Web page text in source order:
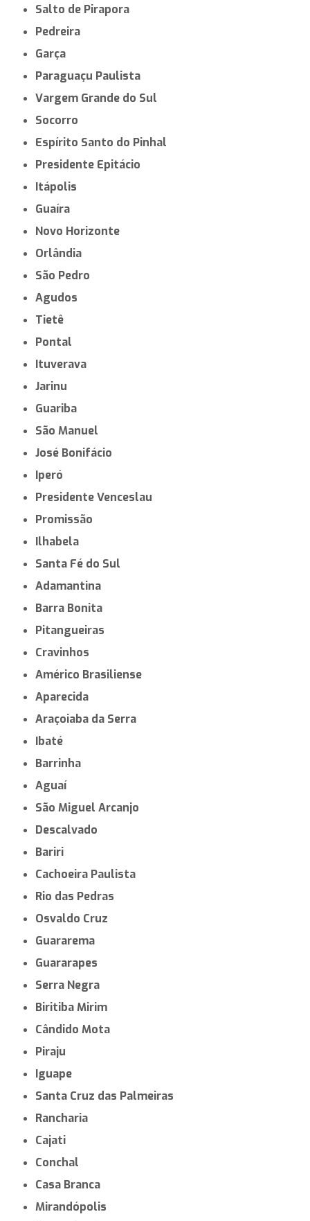
Salto de Pirapora
Pedreira
Garça
Paraguaçu Paulista
Vargem Grande do Sul
Socorro
Espírito Santo do Pinhal
Presidente Epitácio
Itápolis
Guaíra
Novo Horizonte
Orlândia
São Pedro
Agudos
Tietê
Pontal
Ituverava
Jarinu
Guariba
São Manuel
José Bonifácio
Iperó
Presidente Venceslau
Promissão
Ilhabela
Santa Fé do Sul
Adamantina
Barra Bonita
Pitangueiras
Cravinhos
Américo Brasiliense
Aparecida
Araçoiaba da Serra
Ibaté
Barrinha
Aguaí
São Miguel Arcanjo
Descalvado
Bariri
Cachoeira Paulista
Rio das Pedras
Osvaldo Cruz
Guararema
Guararapes
Serra Negra
Biritiba Mirim
Cândido Mota
Piraju
Iguape
Santa Cruz das Palmeiras
Rancharia
Cajati
Conchal
Casa Branca
Mirandópolis